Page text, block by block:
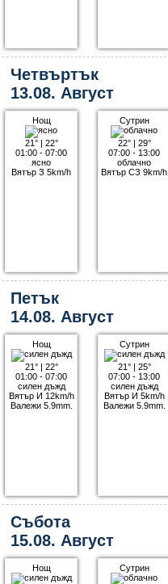
Четвъртък
13.08. Август
Нощ
21°| 22°
01:00 - 07:00
ясно
Вятър З 5km/h
Сутрин
22°| 29°
07:00 - 13:00
облачно
Вятър СЗ 9km/h
Петък
14.08. Август
Нощ
21°| 22°
01:00 - 07:00
силен дъжд
Вятър И 12km/h
Валежи 5.9mm.
Сутрин
21°| 25°
07:00 - 13:00
силен дъжд
Вятър И 5km/h
Валежи 5.9mm.
Събота
15.08. Август
Нощ Сутрин